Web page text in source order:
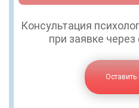
Консультация
при заявке
Оставить